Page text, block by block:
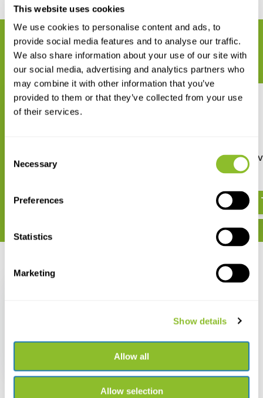
This website uses cookies
We use cookies to personalise content and ads, to
provide social media features and to analyse our traffic.
We also share information about your use of our site with
our social media, advertising and analytics partners who
may combine it with other information that you’ve
provided to them or that they’ve collected from your use
of their services.
Selection
Necessary
Preferences
Statistics
Marketing
Show details
Allow all
Allow selection
GERELATEERDE PRODUCTEN
Maak uw bestelling compleet
Amphibians of Ecuador
Amphibians of Ecuador,
Amphibians of